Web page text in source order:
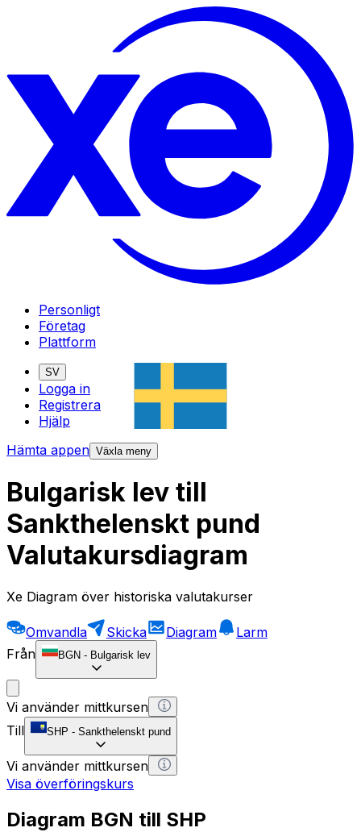
Personligt
Företag
Plattform
SV
Logga in
Registrera
Hjälp
Hämta appen Växla meny
Bulgarisk lev till
Sankthelenskt pund
Valutakursdiagram
Xe Diagram över historiska valutakurser
Omvandla Skicka Diagram
Larm
Från
BGN - Bulgarisk lev
Vi använder mittkursen
Till
SHP - Sankthelenskt pund
Vi använder mittkursen
Visa överföringskurs
Diagram BGN till SHP